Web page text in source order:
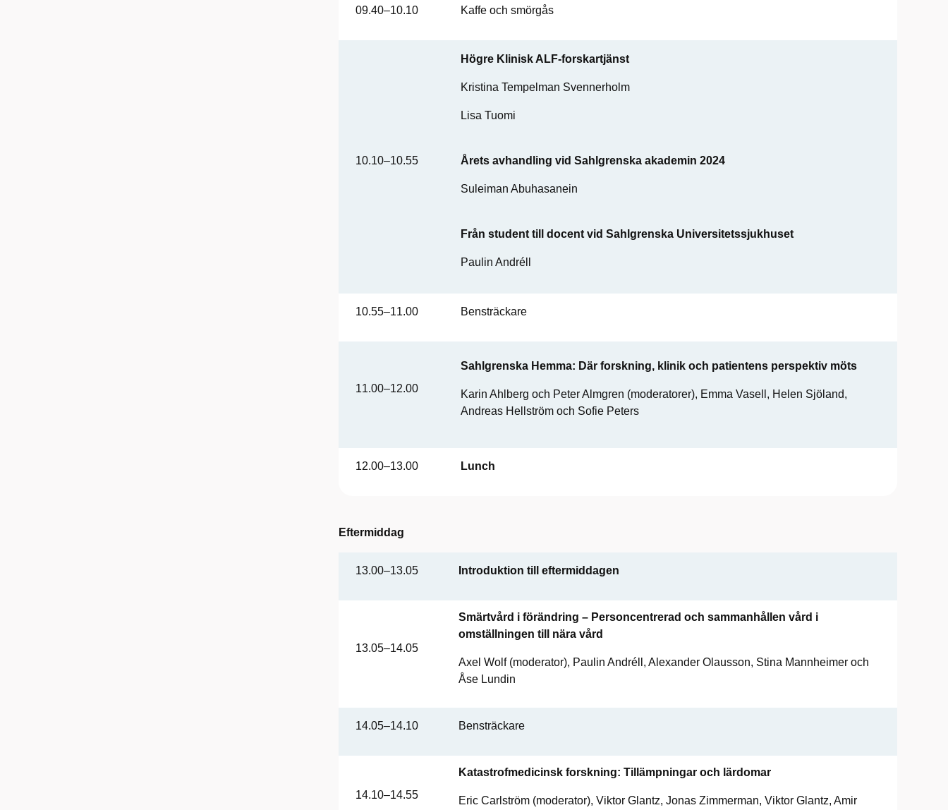
09.40–10.10 Kaffe och smörgås
10.10–10.55
Högre Klinisk ALF-forskartjänst
Kristina Tempelman Svennerholm
Lisa Tuomi
Årets avhandling vid Sahlgrenska akademin 2024
Suleiman Abuhasanein
Från student till docent vid Sahlgrenska Universitetssjukhuset
Paulin Andréll
10.55–11.00 Bensträckare
11.00–12.00
Sahlgrenska Hemma: Där forskning, klinik och patientens perspektiv möts
Karin Ahlberg och Peter Almgren (moderatorer), Emma Vasell, Helen Sjöland,
Andreas Hellström och Sofie Peters
12.00–13.00 Lunch
Eftermiddag
13.00–13.05 Introduktion till eftermiddagen
13.05–14.05
Smärtvård i förändring – Personcentrerad och sammanhållen vård i
omställningen till nära vård
Axel Wolf (moderator), Paulin Andréll, Alexander Olausson, Stina Mannheimer och
Åse Lundin
14.05–14.10 Bensträckare
14.10–14.55
Katastrofmedicinsk forskning: Tillämpningar och lärdomar
Eric Carlström (moderator), Viktor Glantz, Jonas Zimmerman, Viktor Glantz, Amir